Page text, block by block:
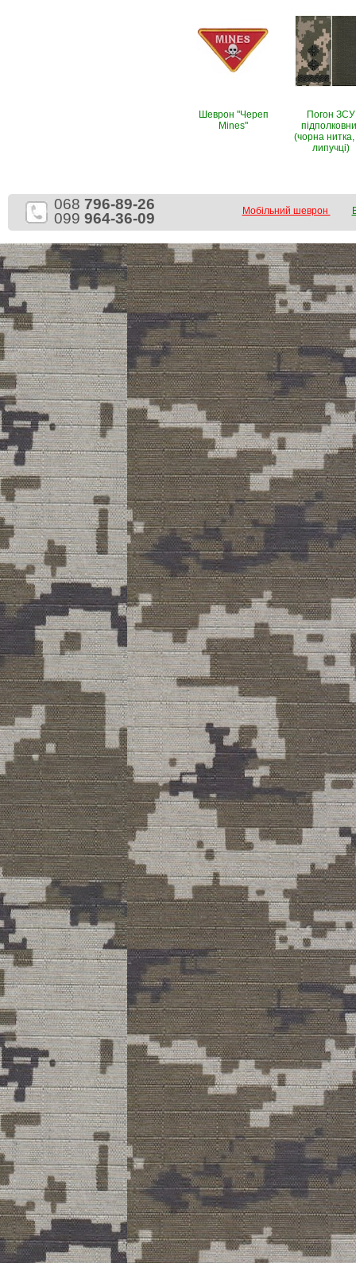
Шеврон "Череп
Mines"
Погон ЗСУ
(чорна
липучці)
068 796-89-26
099 964-36-09 Мобільний шеврон